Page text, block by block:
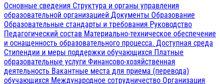
Основные сведения Структура и органы управления
образовательной организацией Документы Образование
Образовательные стандарты и требования Руководство
Педагогический состав Материально-техническое обеспечение
и оснащенность образовательного процесса. Доступная среда
Стипендии и меры поддержки обучающихся Платные
образовательные услуги Финансово-хозяйственная
деятельность Вакантные места для приема (перевода)
обучающихся Международное сотрудничество Организация